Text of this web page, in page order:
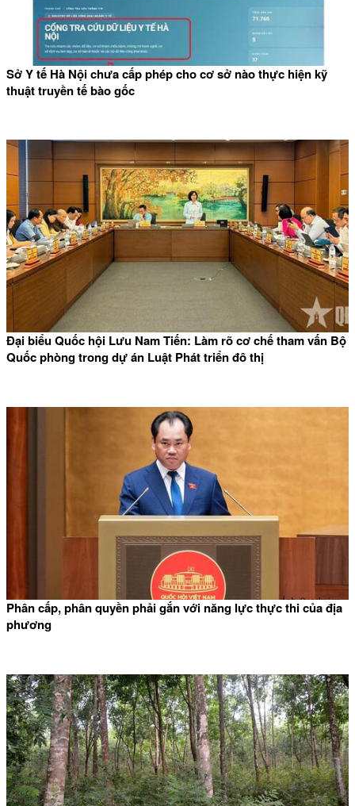
Sở Y tế Hà Nội chưa cấp phép cho cơ sở nào thực hiện kỹ
thuật truyền tế bào gốc
Đại biểu Quốc hội Lưu Nam Tiến: Làm rõ cơ chế tham vấn Bộ
Quốc phòng trong dự án Luật Phát triển đô thị
Phân cấp, phân quyền phải gắn với năng lực thực thi của địa
phương